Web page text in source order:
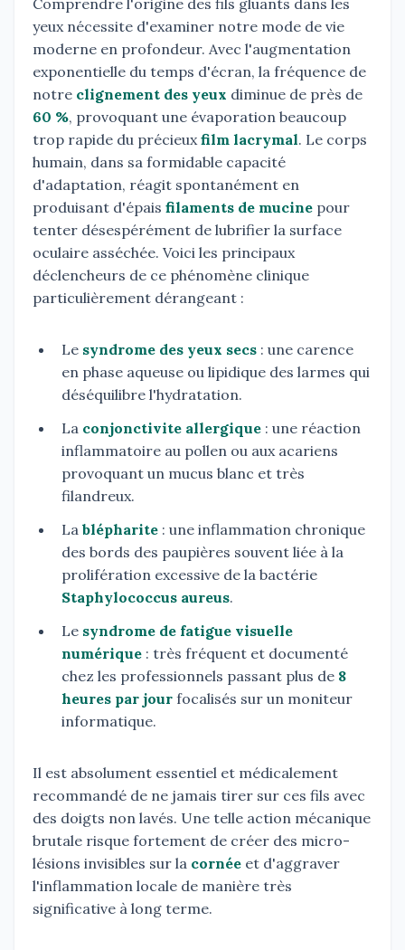
Comprendre l'origine des fils gluants dans les
yeux nécessite d'examiner notre mode de vie
moderne en profondeur. Avec l'augmentation
exponentielle du temps d'écran, la fréquence de
notre clignement des yeux diminue de près de
60 %, provoquant une évaporation beaucoup
trop rapide du précieuxfilm lacrymal. Le corps
humain, dans sa formidable capacité
d'adaptation, réagit spontanément en
produisant d'épais filaments de mucine pour
tenter désespérément de lubrifier la surface
oculaire asséchée. Voici les principaux
déclencheurs de ce phénomène clinique
particulièrement dérangeant :
Le syndrome des yeux secs : une carence
en phase aqueuse ou lipidique des larmes qui
déséquilibre l'hydratation.
La conjonctivite allergique : une réaction
inflammatoire au pollen ou aux acariens
provoquant un mucus blanc et très
filandreux.
La blépharite : une inflammation chronique
des bords des paupières souvent liée à la
prolifération excessive de la bactérie
Staphylococcus aureus.
Le syndrome de fatigue visuelle
numérique : très fréquent et documenté
chez les professionnels passant plus de 8
heures par jour focalisés sur un moniteur
informatique.
Il est absolument essentiel et médicalement
recommandé de ne jamais tirer sur ces fils avec
des doigts non lavés. Une telle action mécanique
brutale risque fortement de créer des micro-
lésions invisibles sur la cornée et d'aggraver
l'inflammation locale de manière très
significative à long terme.